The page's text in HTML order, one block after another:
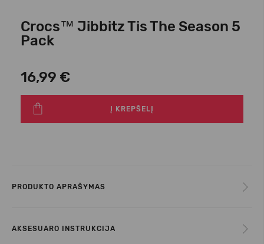
Crocs™ Jibbitz Tis The Season 5
Pack
16,99 €
Į KREPŠELĮ
PRODUKTO APRAŠYMAS
AKSESUARO INSTRUKCIJA